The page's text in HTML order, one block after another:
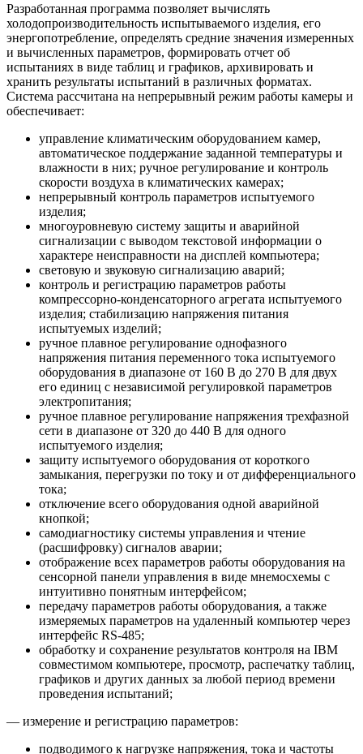
Разработанная программа позволяет вычислять
холодопроизводительность испытываемого изделия, его
энергопотребление, определять средние значения измеренных
и вычисленных параметров, формировать отчет об
испытаниях в виде таблиц и графиков, архивировать и
хранить результаты испытаний в различных форматах.
Система рассчитана на непрерывный режим работы камеры и
обеспечивает:
управление климатическим оборудованием камер,
автоматическое поддержание заданной температуры и
влажности в них; ручное регулирование и контроль
скорости воздуха в климатических камерах;
непрерывный контроль параметров испытуемого
изделия;
многоуровневую систему защиты и аварийной
сигнализации с выводом текстовой информации о
характере неисправности на дисплей компьютера;
световую и звуковую сигнализацию аварий;
контроль и регистрацию параметров работы
компрессорно-конденсаторного агрегата испытуемого
изделия; стабилизацию напряжения питания
испытуемых изделий;
ручное плавное регулирование однофазного
напряжения питания переменного тока испытуемого
оборудования в диапазоне от 160 В до 270 В для двух
его единиц с независимой регулировкой параметров
электропитания;
ручное плавное регулирование напряжения трехфазной
сети в диапазоне от 320 до 440 В для одного
испытуемого изделия;
защиту испытуемого оборудования от короткого
замыкания, перегрузки по току и от дифференциального
тока;
отключение всего оборудования одной аварийной
кнопкой;
самодиагностику системы управления и чтение
(расшифровку) сигналов аварии;
отображение всех параметров работы оборудования на
сенсорной панели управления в виде мнемосхемы с
интуитивно понятным интерфейсом;
передачу параметров работы оборудования, а также
измеряемых параметров на удаленный компьютер через
интерфейс RS-485;
обработку и сохранение результатов контроля на IBM
совместимом компьютере, просмотр, распечатку таблиц,
графиков и других данных за любой период времени
проведения испытаний;
— измерение и регистрацию параметров:
подводимого к нагрузке напряжения, тока и частоты